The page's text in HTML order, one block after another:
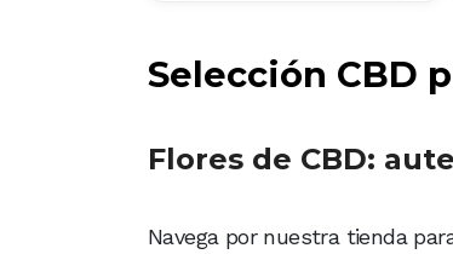
Selección CBD
Flores de CBD:
Navega por nuestra tienda